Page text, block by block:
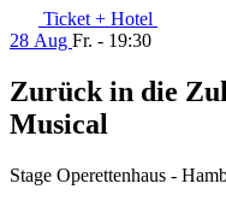
Ticket + Hotel
28 Aug Fr. - 19:30
Zurück in die
Musical
Stage Operettenhaus -